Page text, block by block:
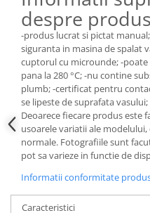
despre produs
-produs lucrat si pictat
siguranta in masina de spalat
cuptorul cu microunde; -
pana la 280 °C; -nu contine
plumb; -certificat pentru
se lipeste de suprafata
Deoarece fiecare produs este
usoarele variatii ale
normale. Fotografiile sunt
pot sa varieze in functie de
Informatii conformitate
Caracteristici